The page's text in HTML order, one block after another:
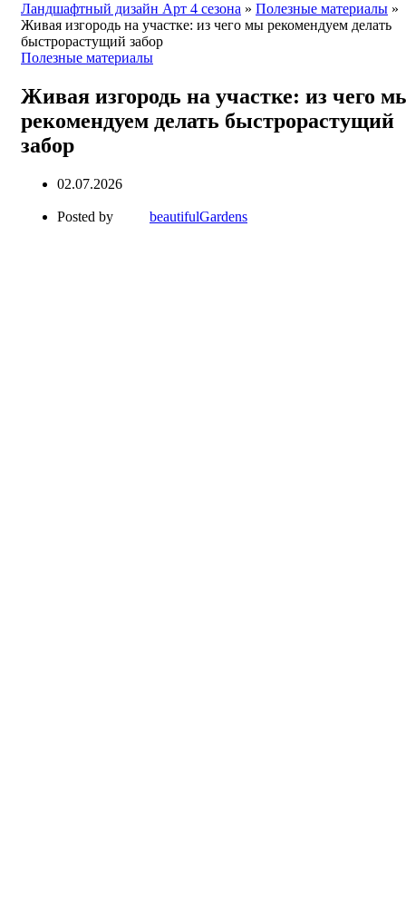
Ландшафтный дизайн Арт 4 сезона » Полезные материалы »
Живая изгородь на участке: из чего мы рекомендуем делать
быстрорастущий забор
Полезные материалы
Живая изгородь на участке: из чего
рекомендуем делать быстрорастущий
забор
02.07.2026
Posted by beautifulGardens